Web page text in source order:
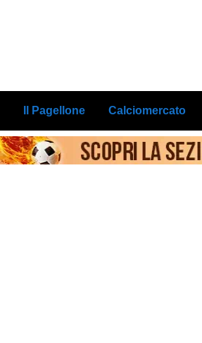
Il Pagellone Calciomercato